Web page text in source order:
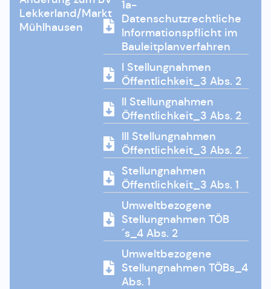
Lekkerland/Markt
Mühlhausen
1a-
Datenschutzrechtliche
Informationspflicht im
Bauleitplanverfahren
I Stellungnahmen
Öffentlichkeit_3 Abs. 2
II Stellungnahmen
Öffentlichkeit_3 Abs. 2
III Stellungnahmen
Öffentlichkeit_3 Abs. 2
Stellungnahmen
Öffentlichkeit_3 Abs. 1
Umweltbezogene
Stellungnahmen TÖB
´s_4 Abs. 2
Umweltbezogene
Stellungnahmen TÖBs_4
Abs. 1